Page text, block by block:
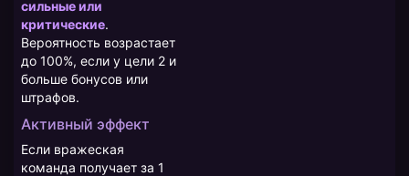
сильные или
критические.
Вероятность возрастает
до 100%, если у цели 2 и
больше бонусов или
штрафов.
Активный эффект
Если вражеская
команда получает за 1